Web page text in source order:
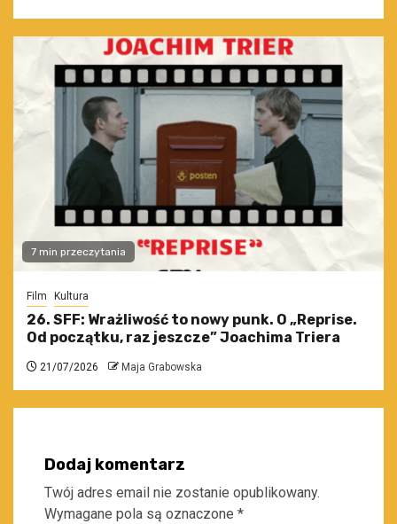
7 min przeczytania
Film Kultura
26. SFF: Wrażliwość to nowy punk. O „Reprise.
Od początku, raz jeszcze” Joachima Triera
21/07/2026 Maja Grabowska
Dodaj komentarz
Twój adres email nie zostanie opublikowany.
Wymagane pola są oznaczone *